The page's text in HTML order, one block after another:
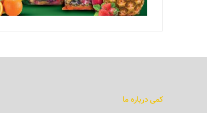
کمی درباره ما